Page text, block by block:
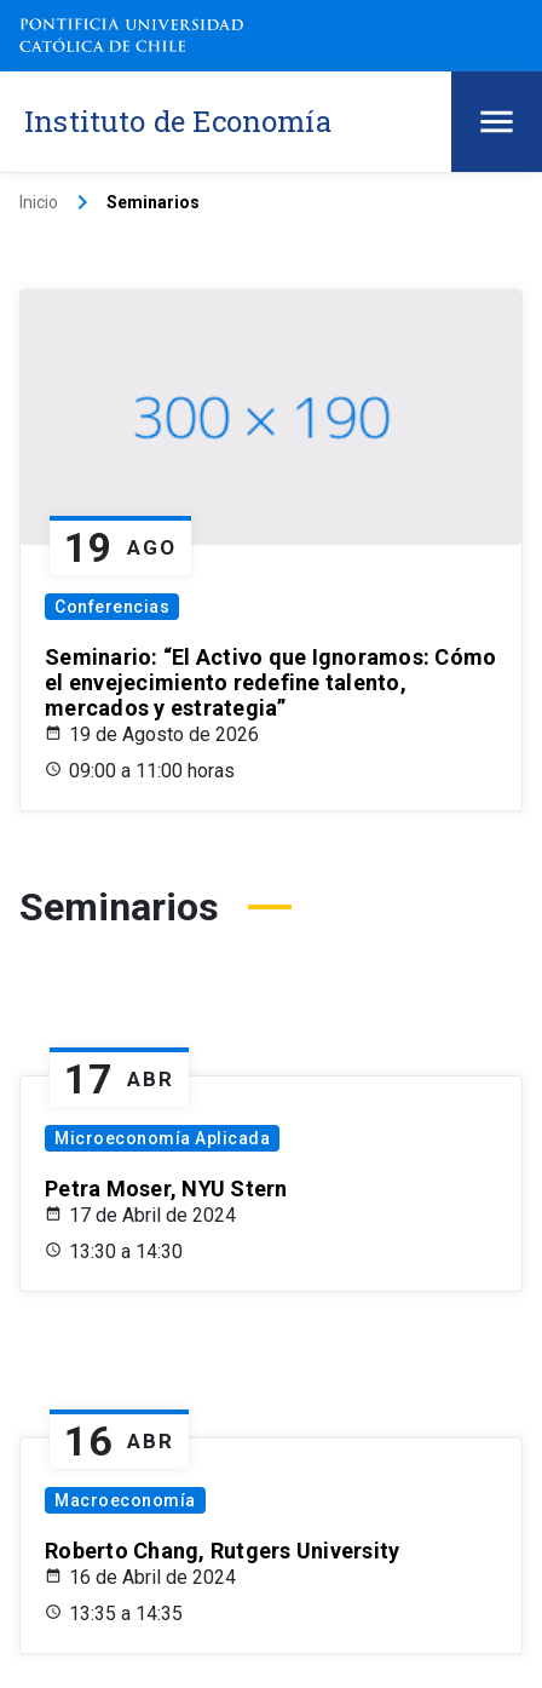
Instituto de Economía
Inicio keyboard_arrow_right Seminarios
19 AGO
Conferencias
Seminario: “El Activo que Ignoramos: Cómo
el envejecimiento redefine talento,
mercados y estrategia”
19 de Agosto de 2026
09:00 a 11:00 horas
Seminarios
17 ABR
Microeconomía Aplicada
Petra Moser, NYU Stern
17 de Abril de 2024
13:30 a 14:30
16 ABR
Macroeconomía
Roberto Chang, Rutgers University
16 de Abril de 2024
13:35 a 14:35